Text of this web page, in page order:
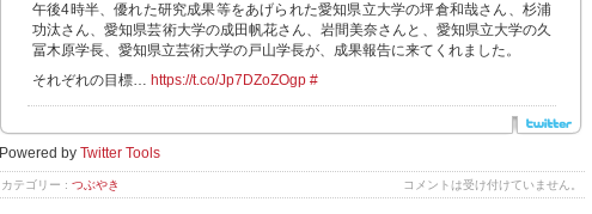
午後4時半、優れた研究成果等をあげられた愛知県立大学の坪倉和哉さん、杉浦
功汰さん、愛知県芸術大学の成田帆花さん、岩間美奈さんと、愛知県立大学の久
冨木原学長、愛知県立芸術大学の戸山学長が、成果報告に来てくれました。
それぞれの目標… https://t.co/Jp7DZoZOgp #
Powered by Twitter Tools
カテゴリー : つぶやき コメントは受け付けていません。